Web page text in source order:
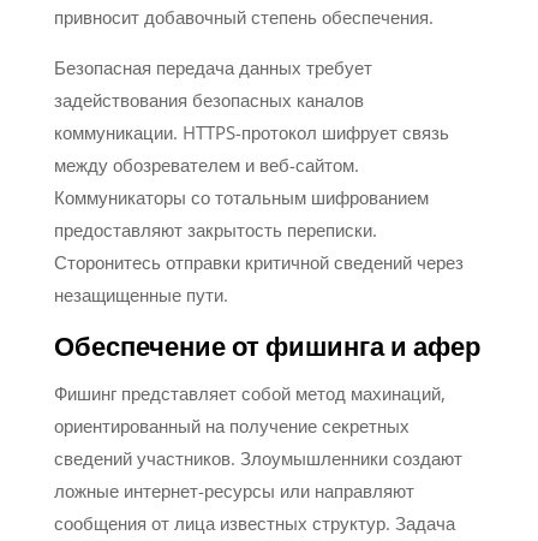
привносит добавочный степень обеспечения.
Безопасная передача данных требует
задействования безопасных каналов
коммуникации. HTTPS-протокол шифрует связь
между обозревателем и веб-сайтом.
Коммуникаторы со тотальным шифрованием
предоставляют закрытость переписки.
Сторонитесь отправки критичной сведений через
незащищенные пути.
Обеспечение от фишинга и афер
Фишинг представляет собой метод махинаций,
ориентированный на получение секретных
сведений участников. Злоумышленники создают
ложные интернет-ресурсы или направляют
сообщения от лица известных структур. Задача